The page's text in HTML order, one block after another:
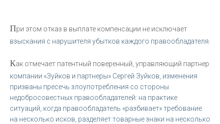
При этом отказ в выплате компенсации не исключает
взыскания с нарушителя убытков каждого правообладателя.
Как отмечает патентный поверенный, управляющий партнер
компании «Зуйков и партнеры» Сергей Зуйков, изменения
призваны пресечь злоупотребления со стороны
недобросовестных правообладателей: на практике
ситуаций, когда правообладатель «разбивает» требование
на несколько исков, разделяет товарные знаки на несколько